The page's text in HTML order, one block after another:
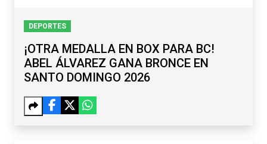
DEPORTES
¡OTRA MEDALLA EN BOX PARA BC!
ABEL ÁLVAREZ GANA BRONCE EN
SANTO DOMINGO 2026